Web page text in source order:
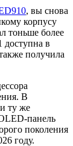
, вы снова
корпусу
тоньше более
в
получила
В
ту же
панель
поколения
году.